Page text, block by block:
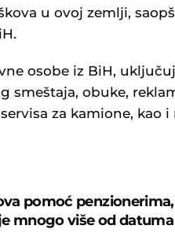
u ovoj zemlji,
osobe iz BiH,
smeštaja, obuke,
za kamione, kao
pomoć
mnogo više od